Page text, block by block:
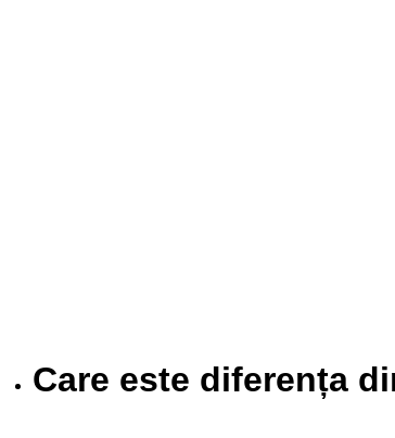
Care este diferența